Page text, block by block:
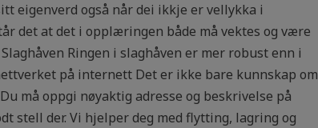
eigenverd også når dei ikkje er vellykka i
det at det i opplæringen både må vektes og være
Ringen i slaghåven er mer robust enn i
på internett Det er ikke bare kunnskap om
må oppgi nøyaktig adresse og beskrivelse på
stell der. Vi hjelper deg med flytting, lagring og